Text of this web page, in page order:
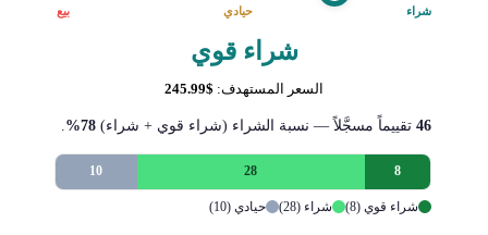
بيع حيادي شراء
شراء قوي
السعر المستهدف: $245.99
46تقييماً مسجَّلاً — نسبة الشراء (شراء قوي + شراء) 78%
.
8
28
10
شراء قوي (8) شراء (28) حيادي (10)